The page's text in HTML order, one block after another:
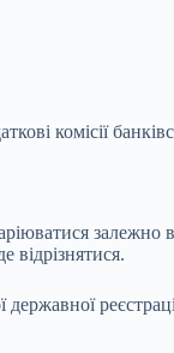
комісії
відрізнятися.